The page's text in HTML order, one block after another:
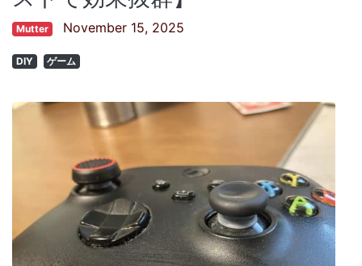
Mutter November 15, 2025
DIY ゲーム